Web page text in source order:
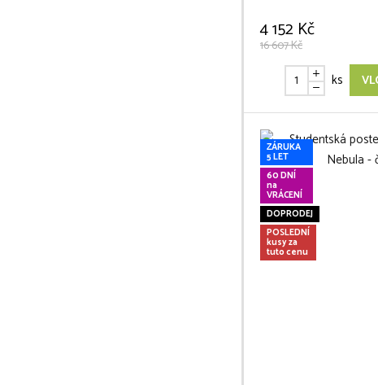
4 152 Kč
16 607 Kč
ks
ZÁRUKA
5 LET
60 DNÍ
na
VRÁCENÍ
DOPRODEJ
POSLEDNÍ
kusy za
tuto cenu